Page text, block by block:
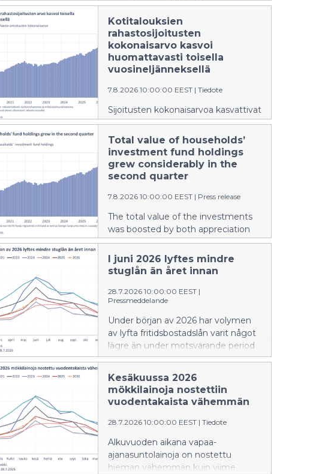
och genom nya fondteckningar.
Kotitalouksien
rahastosijoitusten
kokonaisarvo kasvoi
huomattavasti toisella
vuosineljänneksellä
7.8.2026 10:00:00 EEST | Tiedote
Sijoitusten kokonaisarvoa kasvattivat
sekä arvonnousu että uudet
rahastomerkinnät.
Total value of households’
investment fund holdings
grew considerably in the
second quarter
7.8.2026 10:00:00 EEST | Press release
The total value of the investments
was boosted by both appreciation
and new fund subscriptions.
I juni 2026 lyftes mindre
stuglån än året innan
28.7.2026 10:00:00 EEST |
Pressmeddelande
Under början av 2026 har volymen
av lyfta fritidsbostadslån varit något
lägre än under motsvarande period
föregående år. Den genomsnittliga
högre än för ett år sedan. En större
andel av de nya stuglånen än
tidigare var bundna till tre eller sex
månaders Euribor.
Kesäkuussa 2026
mökkilainoja nostettiin
vuodentakaista vähemmän
28.7.2026 10:00:00 EEST | Tiedote
Alkuvuoden aikana vapaa-
ajanasuntolainoja on nostettu
hieman vähemmän kuin viime